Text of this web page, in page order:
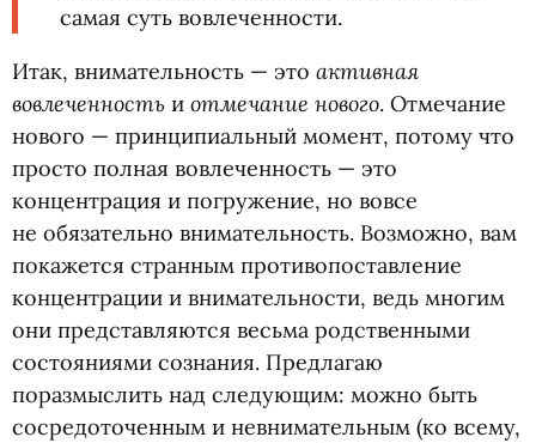
самая суть вовле­чен­но­сти.
Итак, внимательность — это активная
вовлеченность и отмечание нового. Отмечание
нового — принципиальный момент, потому что
просто полная вовлеченность — это
концентрация и погружение, но вовсе
не обязательно внимательность. Возможно, вам
покажется странным противопоставление
концентрации и внимательности, ведь многим
они представляются весьма родственными
состояниями сознания. Предлагаю
поразмыслить над следующим: можно быть
сосредоточенным и невнимательным (ко всему,